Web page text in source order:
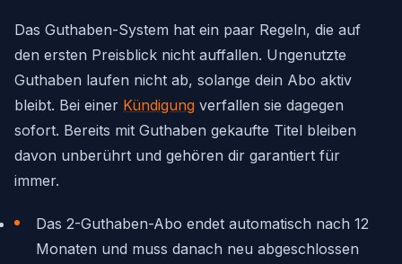
Das Guthaben-System hat ein paar Regeln, die auf
den ersten Preisblick nicht auffallen. Ungenutzte
Guthaben laufen nicht ab, solange dein Abo aktiv
bleibt. Bei einer Kündigung verfallen sie dagegen
sofort. Bereits mit Guthaben gekaufte Titel bleiben
davon unberührt und gehören dir garantiert für
immer.
Das 2-Guthaben-Abo endet automatisch nach 12
Monaten und muss danach neu abgeschlossen